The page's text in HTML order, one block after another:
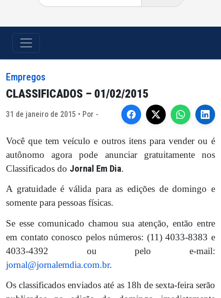
Empregos
CLASSIFICADOS – 01/02/2015
31 de janeiro de 2015 • Por -
Você que tem veículo e outros itens para vender ou é
autônomo agora pode anunciar gratuitamente nos
Classificados do Jornal Em Dia.
A gratuidade é válida para as edições de domingo e
somente para pessoas físicas.
Se esse comunicado chamou sua atenção, então entre
em contato conosco pelos números: (11) 4033-8383 e
4033-4392 ou pelo e-mail:
jornal@jornalemdia.com.br.
Os classificados enviados até as 18h de sexta-feira serão